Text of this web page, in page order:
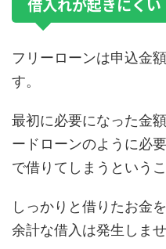
借入れが起きにくい
フリーローンは申込金
す。
最初に必要になった金
ードローンのように必
で借りてしまうという
しっかりと借りたお金
余計な借入は発生しませ